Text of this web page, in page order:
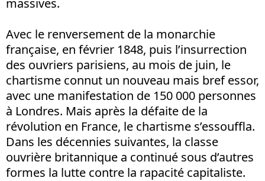
Avec le renversement de la monarchie
française, en février 1848, puis l’insurrection
des ouvriers parisiens, au mois de juin, le
chartisme connut un nouveau mais bref essor,
avec une manifestation de 150 000 personnes
à Londres. Mais après la défaite de la
révolution en France, le chartisme s’essouffla.
Dans les décennies suivantes, la classe
ouvrière britannique a continué sous d’autres
formes la lutte contre la rapacité capitaliste.